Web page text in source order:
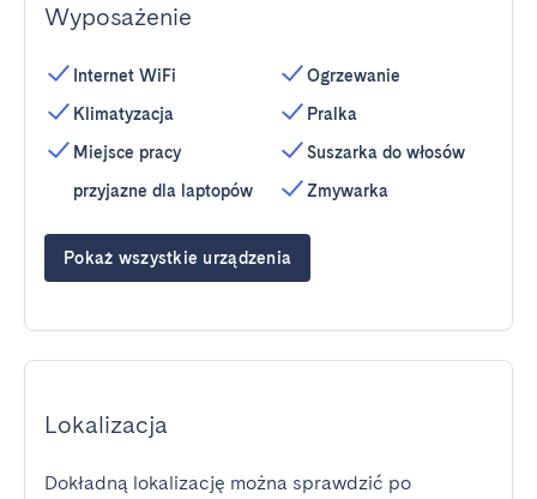
Wyposażenie
Internet WiFi
Klimatyzacja
Miejsce pracy
przyjazne dla laptopów
Ogrzewanie
Pralka
Suszarka do włosów
Zmywarka
Pokaż wszystkie urządzenia
Lokalizacja
Dokładną lokalizację można sprawdzić po